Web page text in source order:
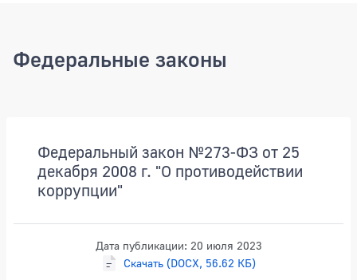
Федеральные законы
Федеральный закон №273-ФЗ от 25
декабря 2008 г. "О противодействии
коррупции"
Дата публикации: 20 июля 2023
Скачать (DOCX, 56.62 КБ)